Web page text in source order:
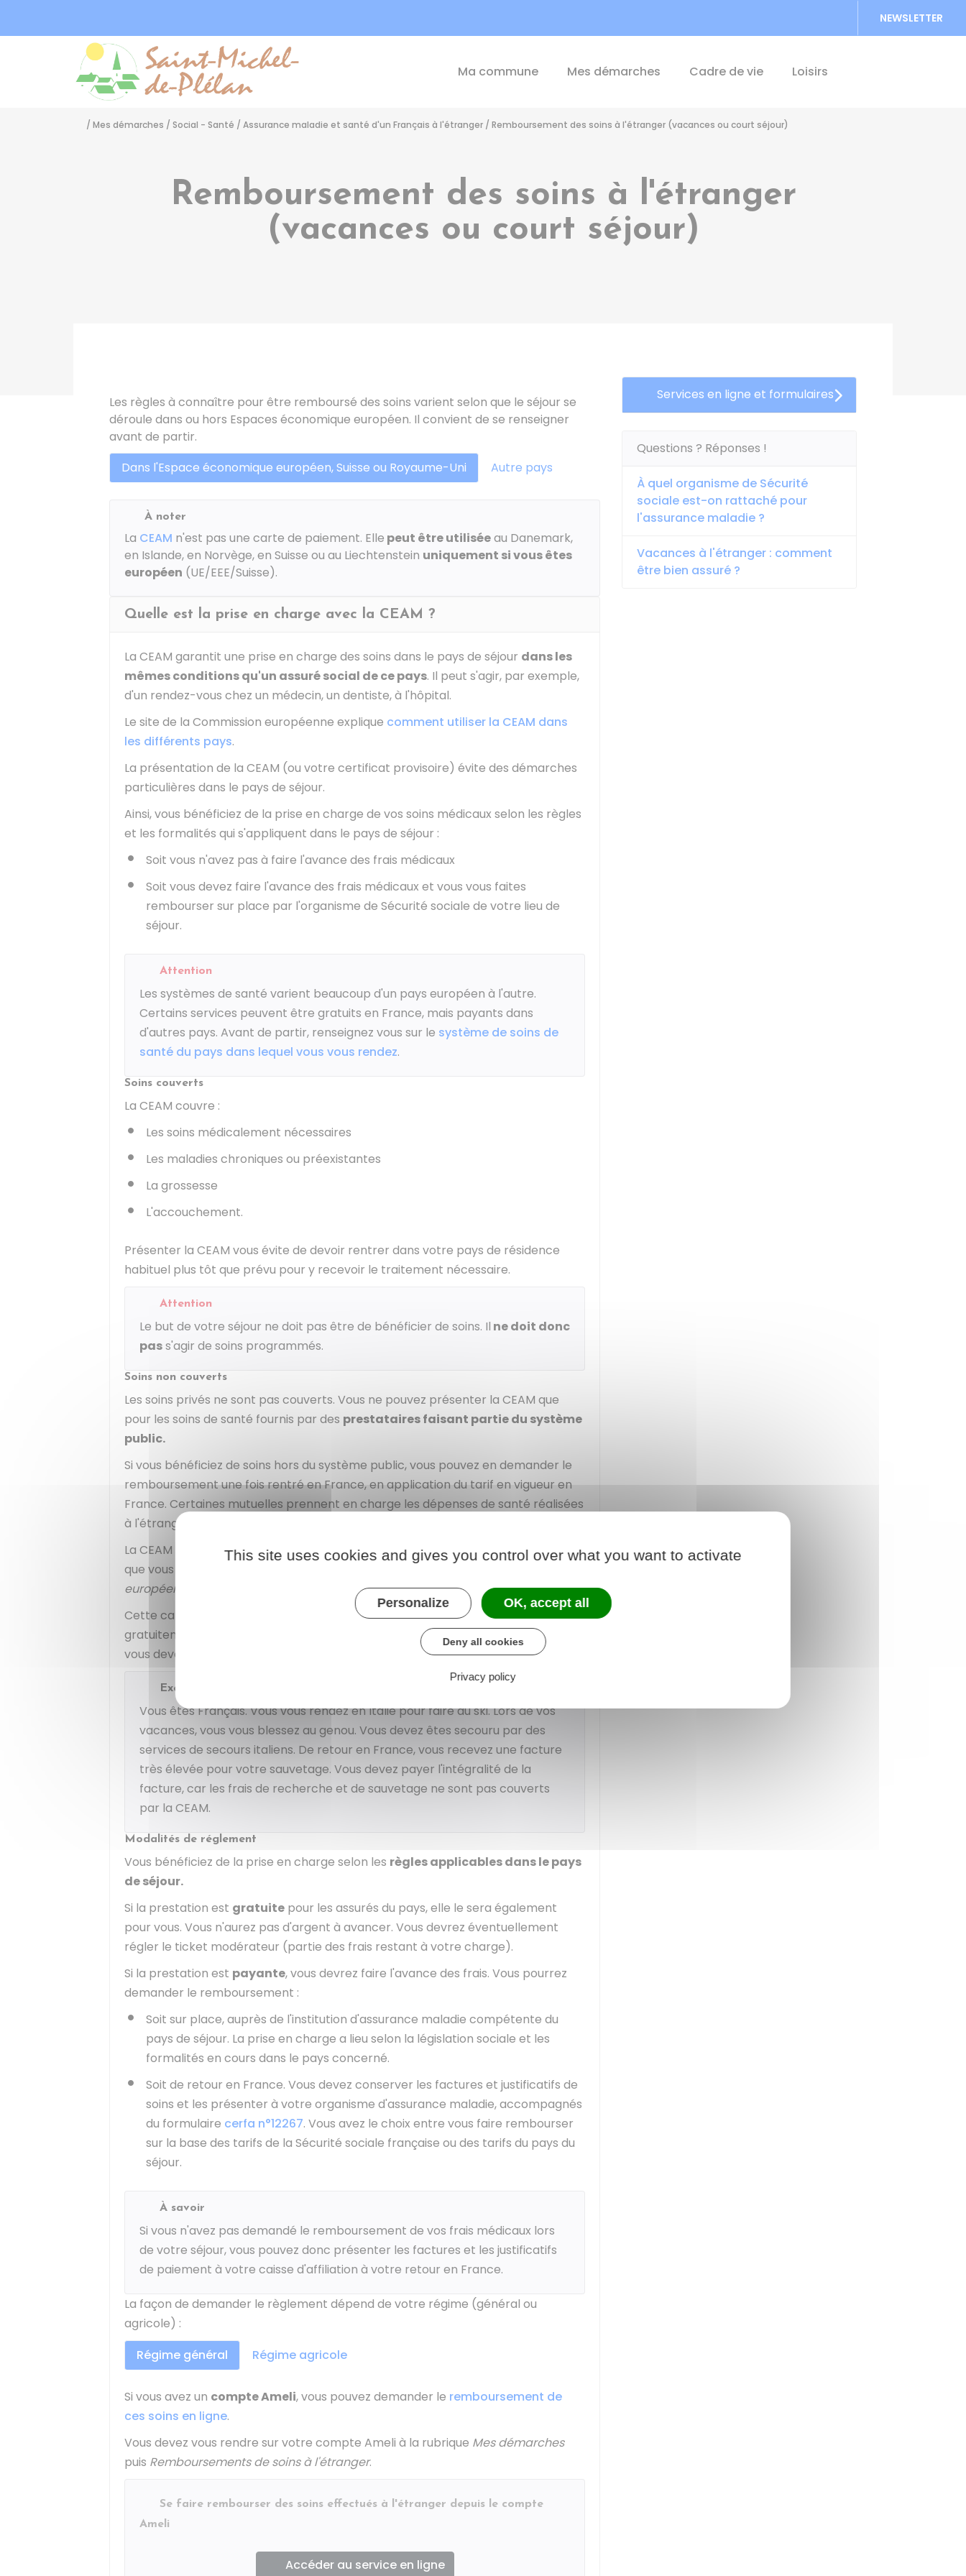
NEWSLETTER
Ma commune Mes démarches Cadre de vie Loisirs
/ Mes démarches / Social - Santé / Assurance maladie et santé d'un Français à l'étranger / Remboursement des soins à l'étranger (vacances ou court séjour)
Remboursement des soins à l'étranger
(vacances ou court séjour)
Les règles à connaître pour être remboursé des soins varient selon que le séjour se
déroule dans ou hors Espaces économique européen. Il convient de se renseigner
avant de partir.
Dans l'Espace économique européen, Suisse ou Royaume-Uni
Autre pays
À noter
La CEAM n'est pas une carte de paiement. Elle peut être utiliséeau Danemark,
en Islande, en Norvège, en Suisse ou au Liechtenstein uniquement si vous êtes
européen (UE/EEE/Suisse).
Quelle est la prise en charge avec la CEAM ?
La CEAM garantit une prise en charge des soins dans le pays de séjour dans les
mêmes conditions qu'un assuré social de ce pays. Il peut s'agir, par exemple,
d'un rendez-vous chez un médecin, un dentiste, à l'hôpital.
Le site de la Commission européenne explique comment utiliser la CEAM dans
les différents pays.
La présentation de la CEAM (ou votre certificat provisoire) évite des démarches
particulières dans le pays de séjour.
Ainsi, vous bénéficiez de la prise en charge de vos soins médicaux selon les règles
et les formalités qui s'appliquent dans le pays de séjour :
Soit vous n'avez pas à faire l'avance des frais médicaux
Soit vous devez faire l'avance des frais médicaux et vous vous faites
rembourser sur place par l'organisme de Sécurité sociale de votre lieu de
séjour.
Attention
Les systèmes de santé varient beaucoup d'un pays européen à l'autre.
Certains services peuvent être gratuits en France, mais payants dans
d'autres pays. Avant de partir, renseignez vous sur le système de soins de
santé du pays dans lequel vous vous rendez.
Soins couverts
La CEAM couvre :
Les soins médicalement nécessaires
Les maladies chroniques ou préexistantes
La grossesse
L'accouchement.
Présenter la CEAM vous évite de devoir rentrer dans votre pays de résidence
habituel plus tôt que prévu pour y recevoir le traitement nécessaire.
Attention
Le but de votre séjour ne doit pas être de bénéficier de soins. Il ne doit donc
pass'agir de soins programmés.
Soins non couverts
Les soins privés ne sont pas couverts. Vous ne pouvez présenter la CEAM que
pour les soins de santé fournis par des prestataires faisant partie du système
public.
Si vous bénéficiez de soins hors du système public, vous pouvez en demander le
remboursement une fois rentré en France, en application du tarif en vigueur en
France. Certaines mutuelles prennent en charge les dépenses de santé réalisées
à l'étranger.
La CEAM
ne permet pasla prise en charge des frais liés à un traitement médical
que vous auriez programmé dans l'un des
européen (EEE)
Cette carte
n'est pas une assurance voyage. Si vous souhaitez être rapatrié
gratuitement en cas de maladie grave ou d'accident dans un autre pays de l'UE,
vous devez souscrire une
Exemple
Vous êtes Français. Vous vous rendez en Italie pour faire du ski. Lors de vos
vacances, vous vous blessez au genou. Vous devez êtes secouru par des
services de secours italiens. De retour en France, vous recevez une facture
très élevée pour votre sauvetage. Vous devez payer l'intégralité de la
facture, car les frais de recherche et de sauvetage ne sont pas couverts
par la CEAM.
Modalités de réglement
Vous bénéficiez de la prise en charge selon les règles applicables dans le pays
de séjour.
Si la prestation est gratuite pour les assurés du pays, elle le sera également
pour vous. Vous n'aurez pas d'argent à avancer. Vous devrez éventuellement
régler le ticket modérateur (partie des frais restant à votre charge).
Si la prestation est payante, vous devrez faire l'avance des frais. Vous pourrez
demander le remboursement :
Soit sur place, auprès de l'institution d'assurance maladie compétente du
pays de séjour. La prise en charge a lieu selon la législation sociale et les
formalités en cours dans le pays concerné.
Soit de retour en France. Vous devez conserver les factures et justificatifs de
soins et les présenter à votre organisme d'assurance maladie, accompagnés
du formulaire cerfa n°12267. Vous avez le choix entre vous faire rembourser
sur la base des tarifs de la Sécurité sociale française ou des tarifs du pays du
séjour.
À savoir
Si vous n'avez pas demandé le remboursement de vos frais médicaux lors
de votre séjour, vous pouvez donc présenter les factures et les justificatifs
de paiement à votre caisse d'affiliation à votre retour en France.
La façon de demander le règlement dépend de votre régime (général ou
agricole) :
Régime général
Régime agricole
Si vous avez un compte Ameli, vous pouvez demander le remboursement de
ces soins en ligne.
Vous devez vous rendre sur votre compte Ameli à la rubrique Mes démarches
puis Remboursements de soins à l'étranger.
Se faire rembourser des soins effectués à l'étranger depuis le compte
Ameli
Accéder au service en ligne
Services en ligne et formulaires
Questions ? Réponses !
À quel organisme de Sécurité
sociale est-on rattaché pour
l'assurance maladie ?
Vacances à l'étranger : comment
être bien assuré ?
This site uses cookies and gives you control over what you want to activate
Personalize OK, accept all
Deny all cookies
Privacy policy